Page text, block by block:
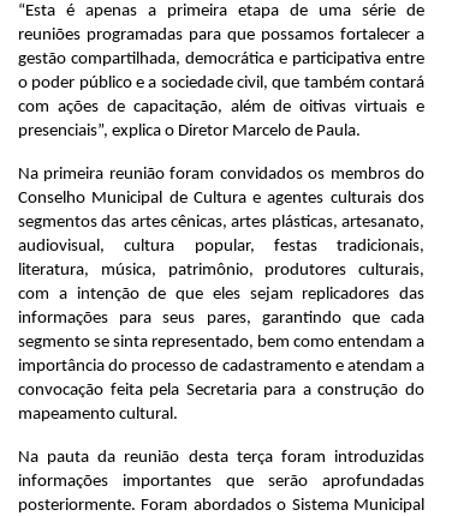
“Esta é apenas a primeira etapa de uma série de
reuniões programadas para que possamos fortalecer a
gestão compartilhada, democrática e participativa entre
o poder público e a sociedade civil, que também contará
com ações de capacitação, além de oitivas virtuais e
presenciais”, explica o Diretor Marcelo de Paula.
Na primeira reunião foram convidados os membros do
Conselho Municipal de Cultura e agentes culturais dos
segmentos das artes cênicas, artes plásticas, artesanato,
audiovisual, cultura popular, festas tradicionais,
literatura, música, patrimônio, produtores culturais,
com a intenção de que eles sejam replicadores das
informações para seus pares, garantindo que cada
segmento se sinta representado, bem como entendam a
importância do processo de cadastramento e atendam a
convocação feita pela Secretaria para a construção do
mapeamento cultural.
Na pauta da reunião desta terça foram introduzidas
informações importantes que serão aprofundadas
posteriormente. Foram abordados o Sistema Municipal